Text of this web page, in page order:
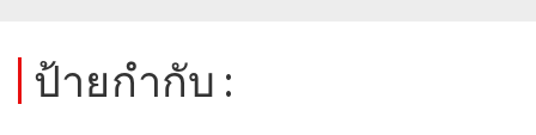
ป้ายกำกับ :